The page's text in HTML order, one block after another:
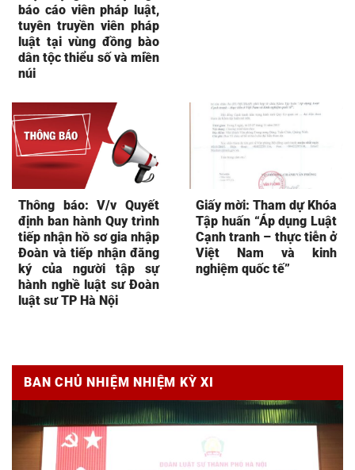
báo cáo viên pháp luật,
tuyên truyền viên pháp
luật tại vùng đồng bào
dân tộc thiểu số và miền
núi
Thông báo: V/v Quyết
định ban hành Quy trình
tiếp nhận hồ sơ gia nhập
Đoàn và tiếp nhận đăng
ký của người tập sự
hành nghề luật sư Đoàn
luật sư TP Hà Nội
Giấy mời: Tham dự Khóa
Tập huấn “Áp dụng Luật
Cạnh tranh – thực tiễn ở
Việt Nam và kinh
nghiệm quốc tế”
BAN CHỦ NHIỆM NHIỆM KỲ XI